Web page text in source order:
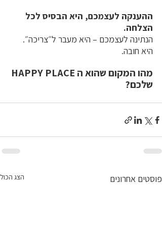
ההענקה לעצמכם, היא הבסיס לכל
הצלחה.
הנתינה לעצמכם – היא מעבר ל״צריכה״.
היא חובה.
שלכם?
פוסטים אחרונים הצג הכול